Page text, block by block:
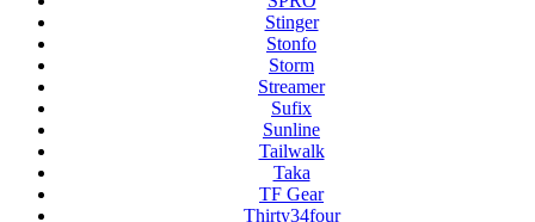
Stinger
Stonfo
Storm
Streamer
Sufix
Sunline
Tailwalk
Taka
TF Gear
Thirty34four